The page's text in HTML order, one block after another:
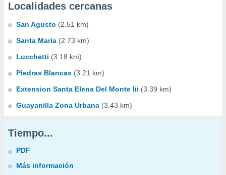
Localidades cercanas
San Agusto (2.51 km)
Santa Maria (2.73 km)
Lucchetti (3.18 km)
Piedras Blancas (3.21 km)
Extension Santa Elena Del Monte Iii (3.39 km)
Guayanilla Zona Urbana (3.43 km)
Tiempo...
PDF
Más información